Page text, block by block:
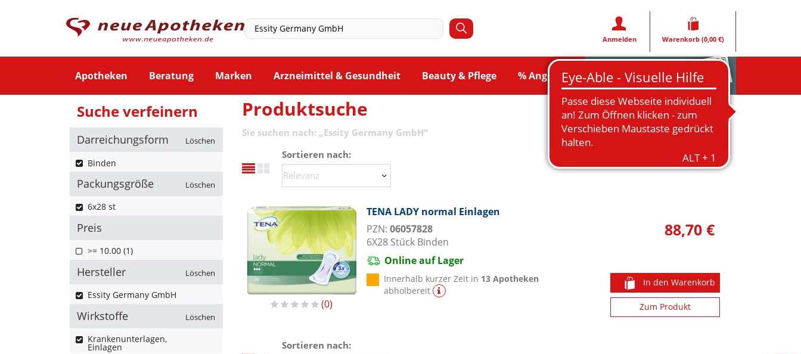
Anmelden Warenkorb (0,00 €)
Apotheken Beratung Marken Arzneimittel & Gesundheit Beauty & Pflege % Angebote Rezeptfoto
Produktsuche
Sie suchen nach: „Essity Germany GmbH“
Sortieren nach:
TENA LADY normal Einlagen
0
PZN: 06057828
6X28Stück Binden
88,70 €
Online auf Lager
Innerhalb kurzer Zeit in 13 Apotheken
abholbereit
In den Warenkorb
Zum Produkt
Sortieren nach:
Suche verfeinern
Darreichungsform Löschen
Binden
Packungsgröße Löschen
6x28 st
Preis
>= 10.00 (1)
Hersteller Löschen
Essity Germany GmbH
Wirkstoffe Löschen
Krankenunterlagen,
Einlagen